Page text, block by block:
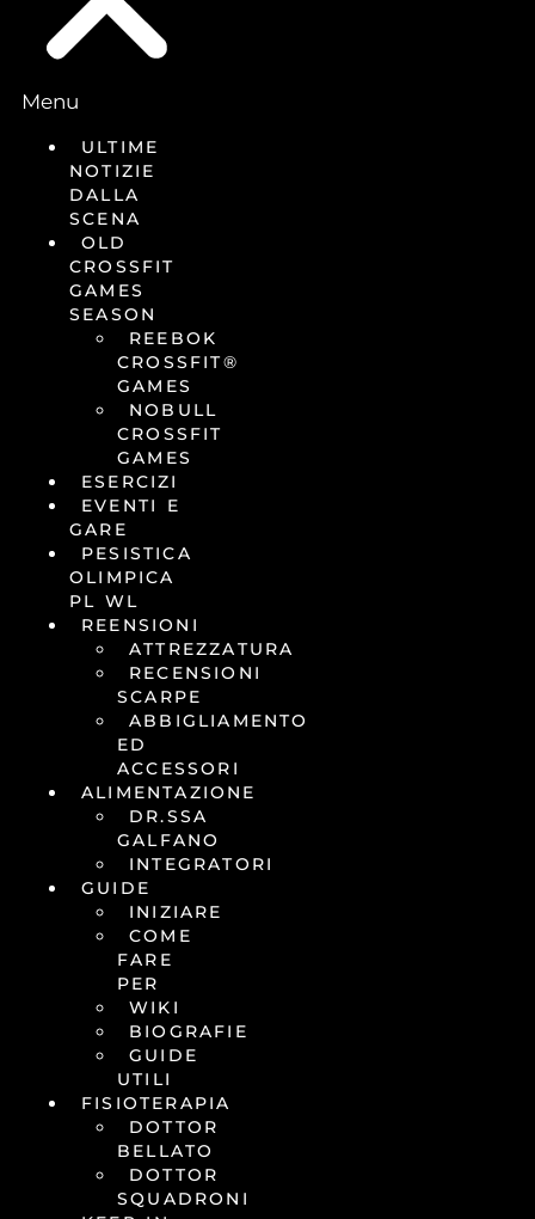
Menu
ULTIME
NOTIZIE
DALLA
SCENA
OLD
CROSSFIT
GAMES
SEASON
REEBOK
CROSSFIT®
GAMES
NOBULL
CROSSFIT
GAMES
ESERCIZI
EVENTI E
GARE
PESISTICA
OLIMPICA
PL WL
REENSIONI
ATTREZZATURA
RECENSIONI
SCARPE
ABBIGLIAMENTO
ED
ACCESSORI
ALIMENTAZIONE
DR.SSA
GALFANO
INTEGRATORI
GUIDE
INIZIARE
COME
FARE
PER
WIKI
BIOGRAFIE
GUIDE
UTILI
FISIOTERAPIA
DOTTOR
BELLATO
DOTTOR
SQUADRONI